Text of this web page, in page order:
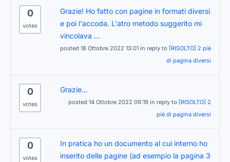
0
votes
Grazie! Ho fatto con pagine in formati diversi
e poi l'accoda. L'atro metodo suggerito mi
vincolava ...
posted 18 Ottobre 2022 13:01 in reply to [RISOLTO] 2 piè
di pagina diversi
0
votes
Grazie...
posted 14 Ottobre 2022 09:19 in reply to [RISOLTO] 2
piè di pagina diversi
0
votes
In pratica ho un documento al cui interno ho
inserito delle pagine (ad esempio la pagina 3